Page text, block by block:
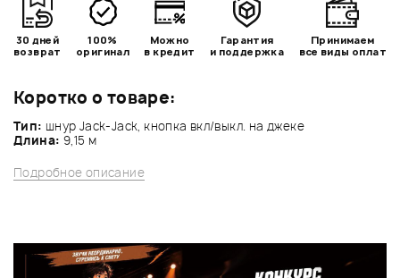
Коротко о товаре:
Тип: шнур Jack-Jack, кнопка вкл/выкл. на джеке
Длина: 9,15 м
Подробное описание
30 дней
возврат
100%
оригинал
Можно
в кредит
Гарантия
и поддержка
Принимаем
все виды оплат